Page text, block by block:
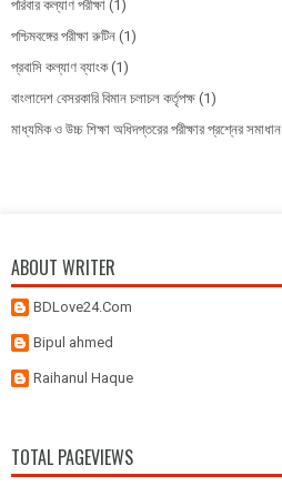
পরিবার কল্যাণ পরীক্ষা (1)
পশ্চিমবঙ্গের পরীক্ষা রুটিন (1)
প্রবাসি কল্যাণ ব্যাংক (1)
বাংলাদেশ বেসরকারি বিমান চলাচল কর্তৃপক্ষ (1)
মাধ্যমিক ও উচ্চ শিক্ষা অধিদপ্তরের পরীক্ষার প্রশ্নের সমাধান
ABOUT WRITER
BDLove24.Com
Bipul ahmed
Raihanul Haque
TOTAL PAGEVIEWS